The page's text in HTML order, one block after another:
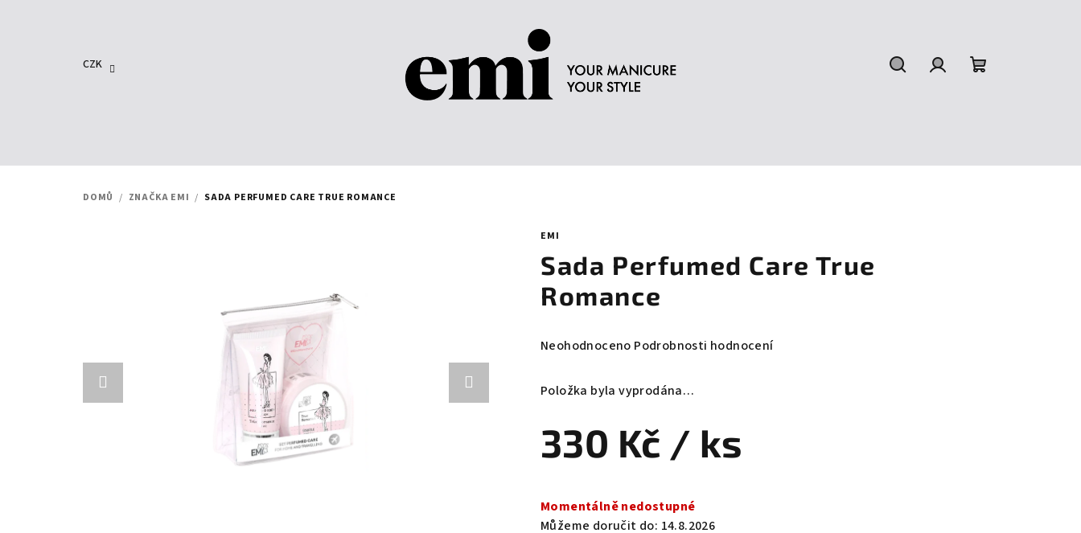
CZK
DOMŮ / ZNAČKA EMI / SADA PERFUMED CARE TRUE ROMANCE
EMI
Sada Perfumed Care True
Romance
Průměrné
produktu
z
5
Neohodnoceno Podrobnosti hodnocení
Položka byla vyprodána…
330 Kč / ks
cena:
Momentálně nedostupné
Můžeme doručit do: 14.8.2026